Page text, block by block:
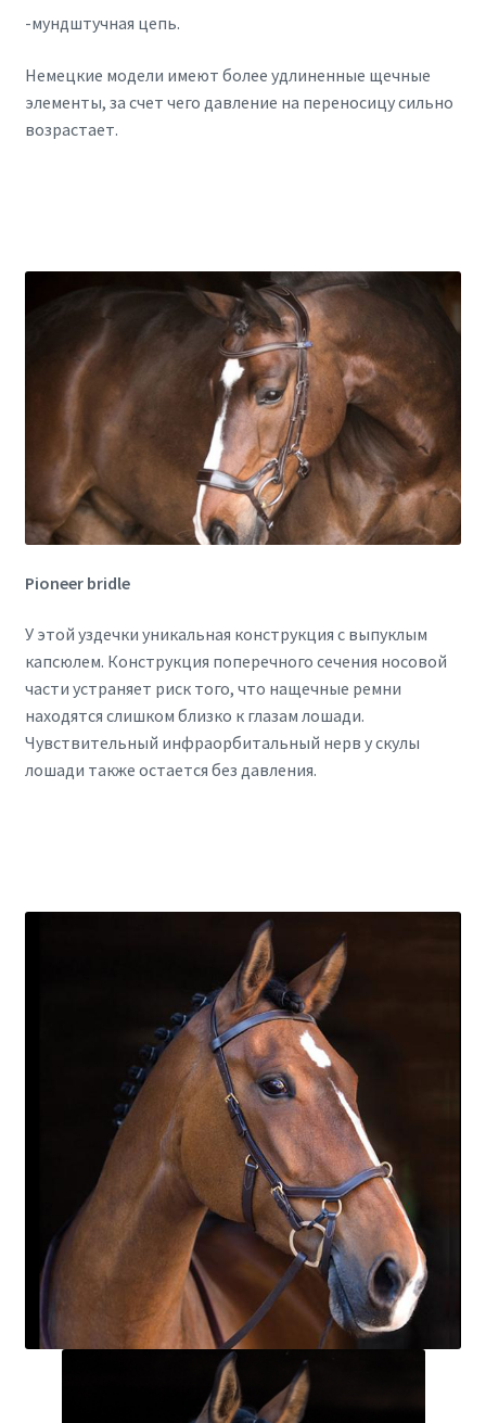
-мундштучная цепь.
Немецкие модели имеют более удлиненные щечные
элементы, за счет чего давление на переносицу сильно
возрастает.
Pioneer bridle
У этой уздечки уникальная конструкция с выпуклым
капсюлем. Конструкция поперечного сечения носовой
части устраняет риск того, что нащечные ремни
находятся слишком близко к глазам лошади.
Чувствительный инфраорбитальный нерв у скулы
лошади также остается без давления.